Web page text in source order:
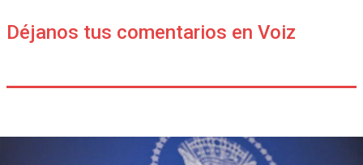
Déjanos tus comentarios en Voiz